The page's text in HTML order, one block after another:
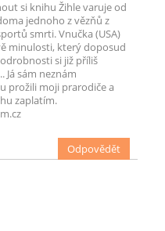
si knihu Žihle varuje od
jednoho z vězňů z
smrti. Vnučka (USA)
minulosti, který doposud
si již příliš
Já sám neznám
prožili moji prarodiče a
zaplatím.
Odpovědět